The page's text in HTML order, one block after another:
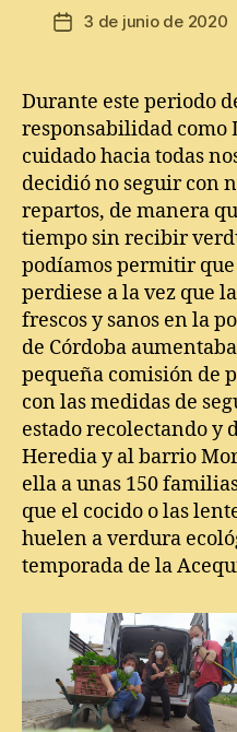
de
Fecha
entrada
3 de junio de 2020
Durante este periodo
responsabilidad como
cuidado hacia todas
decidió no seguir con
repartos, de manera
tiempo sin recibir
podíamos permitir
perdiese a la vez que
frescos y sanos en la
de Córdoba
pequeña comisión de
con las medidas de
estado recolectando y
Heredia y al barrio
ella a unas 150
que el cocido o las
huelen a verdura
temporada de la